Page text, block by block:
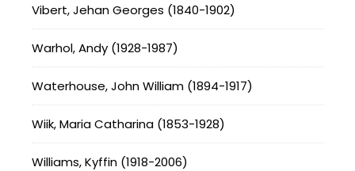
Vibert, Jehan Georges (1840-1902)
Warhol, Andy (1928-1987)
Waterhouse, John William (1894-1917)
Wiik, Maria Catharina (1853-1928)
Williams, Kyffin (1918-2006)